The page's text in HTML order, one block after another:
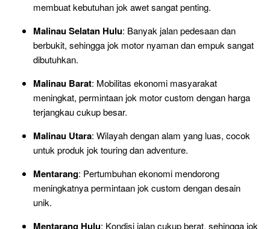
membuat kebutuhan jok awet sangat penting.
Malinau Selatan Hulu: Banyak jalan pedesaan dan
berbukit, sehingga jok motor nyaman dan empuk sangat
dibutuhkan.
Malinau Barat: Mobilitas ekonomi masyarakat
meningkat, permintaan jok motor custom dengan harga
terjangkau cukup besar.
Malinau Utara: Wilayah dengan alam yang luas, cocok
untuk produk jok touring dan adventure.
Mentarang: Pertumbuhan ekonomi mendorong
meningkatnya permintaan jok custom dengan desain
unik.
Mentarang Hulu: Kondisi jalan cukup berat, sehingga jok